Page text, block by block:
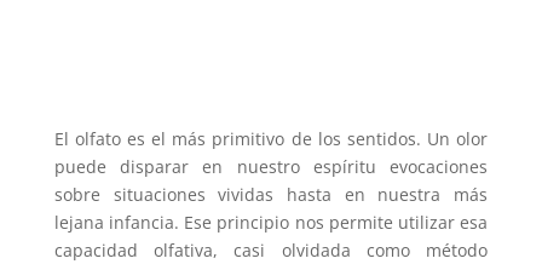
El olfato es el más primitivo de los sentidos. Un olor
puede disparar en nuestro espíritu evocaciones
sobre situaciones vividas hasta en nuestra más
lejana infancia. Ese principio nos permite utilizar esa
capacidad olfativa, casi olvidada como método